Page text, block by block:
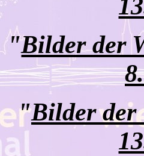
"Bilder der
"Bilder der